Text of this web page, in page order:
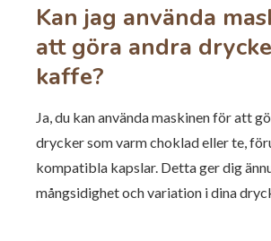
Kan jag använda
att göra andra
kaffe?
Ja, du kan använda maskinen för att
drycker som varm choklad eller te,
kompatibla kapslar. Detta ger dig
mångsidighet och variation i dina